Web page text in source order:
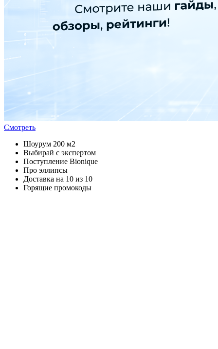
Смотреть
Шоурум 200 м2
Выбирай с экспертом
Поступление Bionique
Про эллипсы
Доставка на 10 из 10
Горящие промокоды